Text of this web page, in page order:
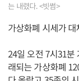
는 내렸다. <빗썸>
가상화폐 시세가
24일 오전 7시31분
래되는 가상화폐